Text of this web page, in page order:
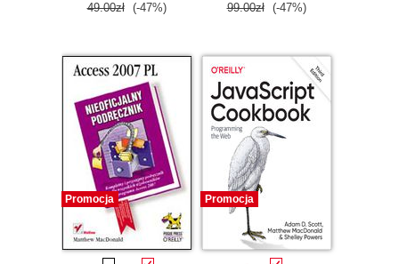
49.00zł (-47%) 99.00zł (-47%)
Promocja Promocja